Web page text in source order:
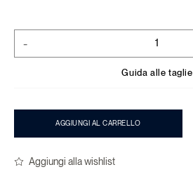
-
Guida alle taglie
AGGIUNGI AL CARRELLO
Aggiungi alla wishlist